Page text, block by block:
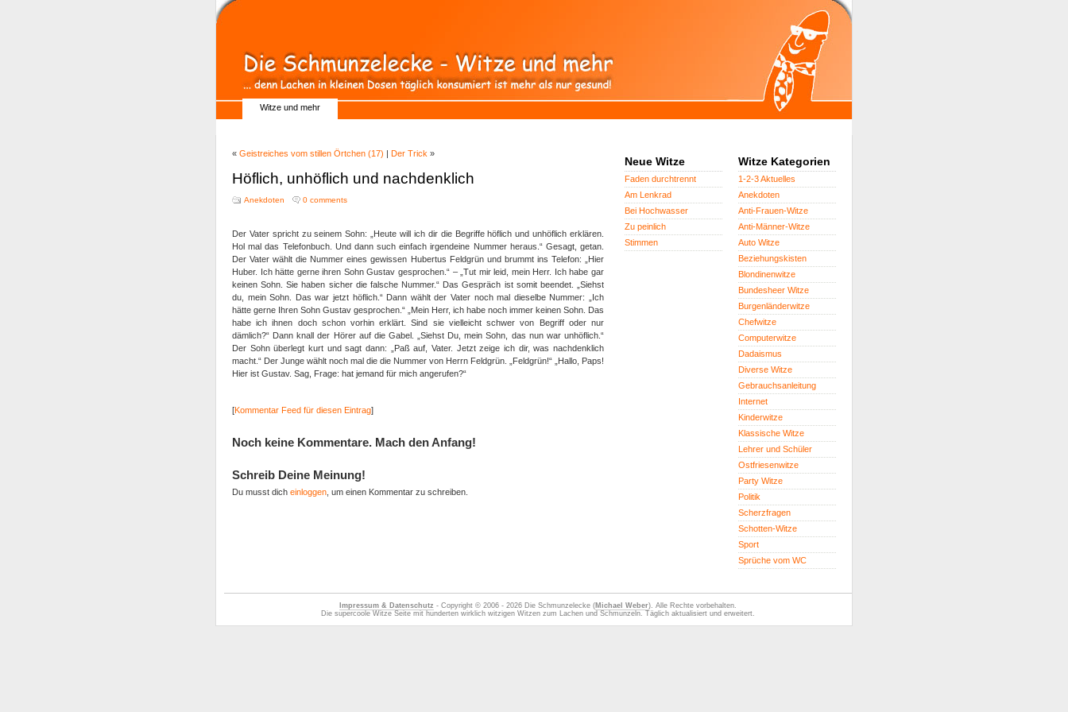
Witze und mehr
« Geistreiches vom stillen Örtchen (17) | Der Trick »
Höflich, unhöflich und nachdenklich
Anekdoten 0 comments
Der Vater spricht zu seinem Sohn: „Heute will ich dir die Begriffe höflich und unhöflich erklären.
Hol mal das Telefonbuch. Und dann such einfach irgendeine Nummer heraus.“ Gesagt, getan.
Der Vater wählt die Nummer eines gewissen Hubertus Feldgrün und brummt ins Telefon: „Hier
Huber. Ich hätte gerne ihren Sohn Gustav gesprochen.“ – „Tut mir leid, mein Herr. Ich habe gar
keinen Sohn. Sie haben sicher die falsche Nummer.“ Das Gespräch ist somit beendet. „Siehst
du, mein Sohn. Das war jetzt höflich.“ Dann wählt der Vater noch mal dieselbe Nummer: „Ich
hätte gerne Ihren Sohn Gustav gesprochen.“ „Mein Herr, ich habe noch immer keinen Sohn. Das
habe ich ihnen doch schon vorhin erklärt. Sind sie vielleicht schwer von Begriff oder nur
dämlich?“ Dann knall der Hörer auf die Gabel. „Siehst Du, mein Sohn, das nun war unhöflich.“
Der Sohn überlegt kurt und sagt dann: „Paß auf, Vater. Jetzt zeige ich dir, was nachdenklich
macht.“ Der Junge wählt noch mal die die Nummer von Herrn Feldgrün. „Feldgrün!“ „Hallo, Paps!
Hier ist Gustav. Sag, Frage: hat jemand für mich angerufen?“
[Kommentar Feed für diesen Eintrag]
Noch keine Kommentare. Mach den Anfang!
Schreib Deine Meinung!
Du musst dich einloggen , um einen Kommentar zu schreiben.
Witze Kategorien
1-2-3 Aktuelles
Anekdoten
Anti-Frauen-Witze
Anti-Männer-Witze
Auto Witze
Beziehungskisten
Blondinenwitze
Bundesheer Witze
Burgenländerwitze
Chefwitze
Computerwitze
Dadaismus
Diverse Witze
Gebrauchsanleitung
Internet
Kinderwitze
Klassische Witze
Lehrer und Schüler
Ostfriesenwitze
Party Witze
Politik
Scherzfragen
Schotten-Witze
Sport
Sprüche vom WC
Neue Witze
Faden durchtrennt
Am Lenkrad
Bei Hochwasser
Zu peinlich
Stimmen
Impressum & Datenschutz - Copyright © 2006 - 2026 Die Schmunzelecke (Michael Weber). Alle Rechte vorbehalten.
Die supercoole Witze Seite mit hunderten wirklich witzigen Witzen zum Lachen und Schmunzeln. Täglich aktualisiert und erweitert.